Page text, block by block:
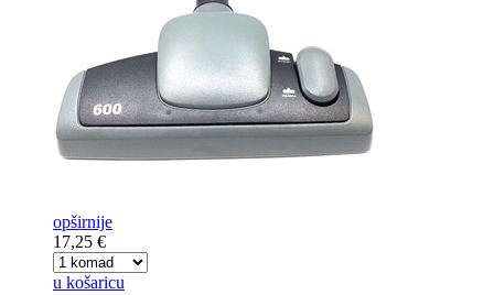
opširnije
17,25 €
u košaricu